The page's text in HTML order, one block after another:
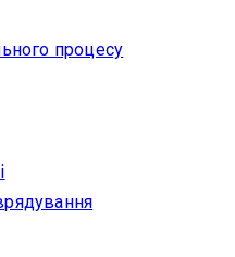
процесу